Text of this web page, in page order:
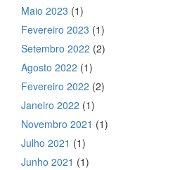
Maio 2023 (1)
Fevereiro 2023 (1)
Setembro 2022 (2)
Agosto 2022 (1)
Fevereiro 2022 (2)
Janeiro 2022 (1)
Novembro 2021 (1)
Julho 2021 (1)
Junho 2021 (1)